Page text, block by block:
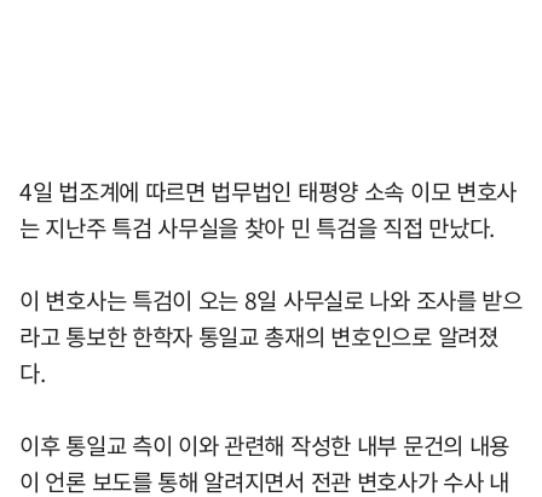
4일 법조계에 따르면 법무법인 태평양 소속 이모 변호사
는 지난주 특검 사무실을 찾아 민 특검을 직접 만났다.
이 변호사는 특검이 오는 8일 사무실로 나와 조사를 받으
라고 통보한 한학자 통일교 총재의 변호인으로 알려졌
다.
이후 통일교 측이 이와 관련해 작성한 내부 문건의 내용
이 언론 보도를 통해 알려지면서 전관 변호사가 수사 내